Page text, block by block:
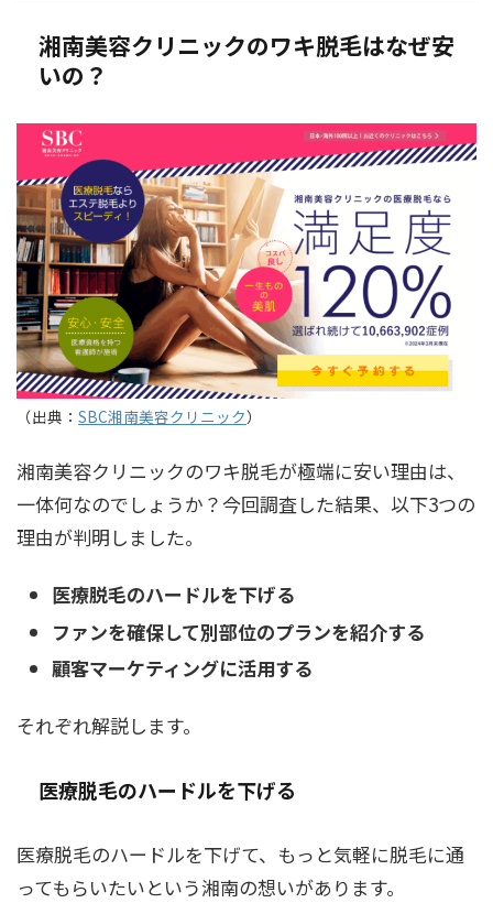
湘南美容クリニックのワキ脱毛はなぜ安
いの？
（出典： SBC湘南美容クリニック）
湘南美容クリニックのワキ脱毛が極端に安い理由は、
一体何なのでしょうか？今回調査した結果、以下3つの
理由が判明しました。
医療脱毛のハードルを下げる
ファンを確保して別部位のプランを紹介する
顧客マーケティングに活用する
それぞれ解説します。
医療脱毛のハードルを下げる
医療脱毛のハードルを下げて、もっと気軽に脱毛に通
ってもらいたいという湘南の想いがあります。